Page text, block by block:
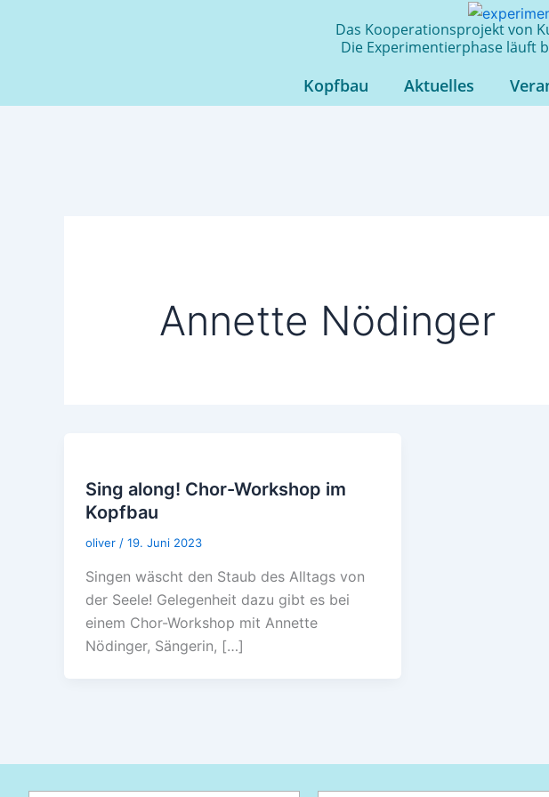
Das Kooperationsprojekt von
Die Experimentierphase läuft
Kopfbau Aktuelles
Annette Nödinger
Sing along! Chor-Workshop im
Kopfbau
oliver / 19. Juni 2023
Singen wäscht den Staub des Alltags von
der Seele! Gelegenheit dazu gibt es bei
einem Chor-Workshop mit Annette
Nödinger, Sängerin, […]